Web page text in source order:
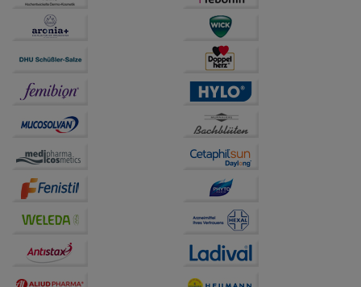
Website weiter für Sie optimieren können, den Inhalt
auf unserer Website aber auch die Werbung auf
Drittseiten möglichst relevant für Sie zu gestalten.
Bitte beachten Sie, dass Daten hierfür teilweise an
Dritte wie z.B. Google oder soziale Medien
übertragen werden.